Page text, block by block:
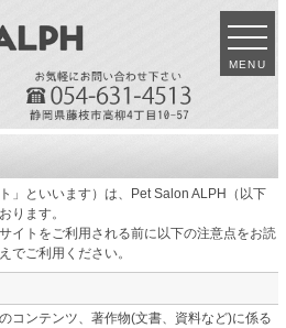
MENU
」といいます）は、Pet Salon ALPH（以下
ります。
イトをご利用される前に以下の注意点をお読
でご利用ください。
コンテンツ、著作物(文書、資料など)に係る